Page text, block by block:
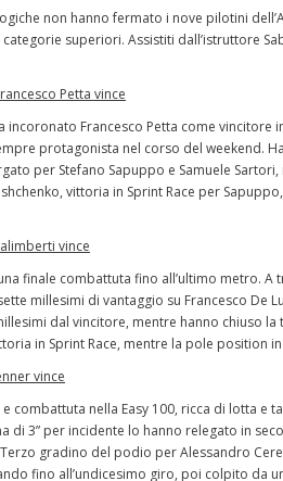
non hanno fermato i nove pilotini
superiori. Assistiti dall’istruttore
Petta vince
incoronato Francesco Petta come
protagonista nel corso del weekend.
per Stefano Sapuppo e Samuele
vittoria in Sprint Race per
vince
finale combattuta fino all’ultimo metro.
millesimi di vantaggio su Francesco De
dal vincitore, mentre hanno chiuso
in Sprint Race, mentre la pole position
vince
combattuta nella Easy 100, ricca di lotta
di 3” per incidente lo hanno relegato in
gradino del podio per Alessandro
fino all’undicesimo giro, poi colpito